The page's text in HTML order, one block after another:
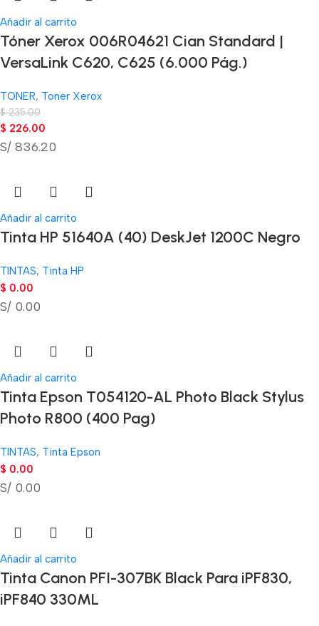
Añadir al carrito
Tóner Xerox 006R04621 Cian Standard |
VersaLink C620, C625 (6.000 Pág.)
TONER, Toner Xerox
$235.00
$ 226.00
S/ 836.20
Añadir al carrito
Tinta HP 51640A (40) DeskJet 1200C Negro
TINTAS, Tinta HP
$ 0.00
S/ 0.00
Añadir al carrito
Tinta Epson T054120-AL Photo Black Stylus
Photo R800 (400 Pag)
TINTAS, Tinta Epson
$ 0.00
S/ 0.00
Añadir al carrito
Tinta Canon PFI-307BK Black Para iPF830,
iPF840 330ML